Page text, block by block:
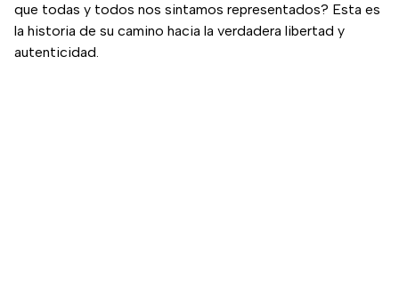
que todas y todos nos sintamos representados? Esta es
la historia de su camino hacia la verdadera libertad y
autenticidad.